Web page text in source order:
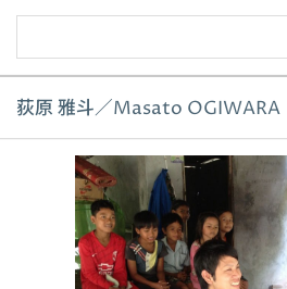
荻原 雅斗／Masato OGIWARA